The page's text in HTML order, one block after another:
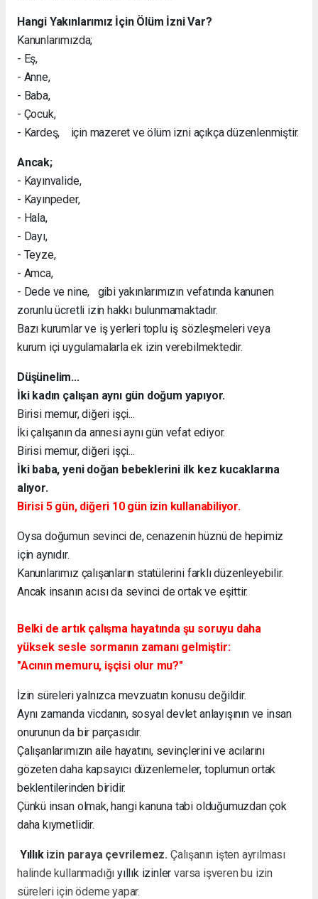
Hangi Yakınlarımız İçin Ölüm İzni Var?
Kanunlarımızda;
- Eş,
- Anne,
- Baba,
- Çocuk,
- Kardeş, için mazeret ve ölüm izni açıkça düzenlenmiştir.
Ancak;
- Kayınvalide,
- Kayınpeder,
- Hala,
- Dayı,
- Teyze,
- Amca,
- Dede ve nine, gibi yakınlarımızın vefatında kanunen
zorunlu ücretli izin hakkı bulunmamaktadır.
Bazı kurumlar ve iş yerleri toplu iş sözleşmeleri veya
kurum içi uygulamalarla ek izin verebilmektedir.
Düşünelim...
İki kadın çalışan aynı gün doğum yapıyor.
Birisi memur, diğeri işçi...
İki çalışanın da annesi aynı gün vefat ediyor.
Birisi memur, diğeri işçi...
İki baba, yeni doğan bebeklerini ilk kez kucaklarına
alıyor.
Birisi 5 gün, diğeri 10 gün izin kullanabiliyor.
Oysa doğumun sevinci de, cenazenin hüznü de hepimiz
için aynıdır.
Kanunlarımız çalışanların statülerini farklı düzenleyebilir.
Ancak insanın acısı da sevinci de ortak ve eşittir.
Belki de artık çalışma hayatında şu soruyu daha
yüksek sesle sormanın zamanı gelmiştir:
"Acının memuru, işçisi olur mu?"
İzin süreleri yalnızca mevzuatın konusu değildir.
Aynı zamanda vicdanın, sosyal devlet anlayışının ve insan
onurunun da bir parçasıdır.
Çalışanlarımızın aile hayatını, sevinçlerini ve acılarını
gözeten daha kapsayıcı düzenlemeler, toplumun ortak
beklentilerinden biridir.
Çünkü insan olmak, hangi kanuna tabi olduğumuzdan çok
daha kıymetlidir.
Yıllıkizin paraya çevrilemez. Çalışanın işten ayrılması
halinde kullanmadığı yıllık izinler varsa işveren bu izin
süreleri için ödeme yapar.